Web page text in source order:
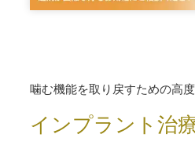
噛む機能を取り戻すための高
インプラント治